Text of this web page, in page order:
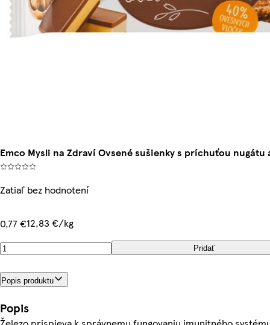
Emco Mysli na Zdraví Ovsené sušienky s príchuťou nugátu
Zatiaľ bez hodnotení
0,77 €12,83 €/kg
Pridať
Popis produktu
Popis